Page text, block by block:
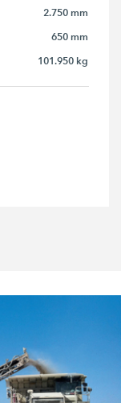
2.750 mm
650 mm
101.950 kg